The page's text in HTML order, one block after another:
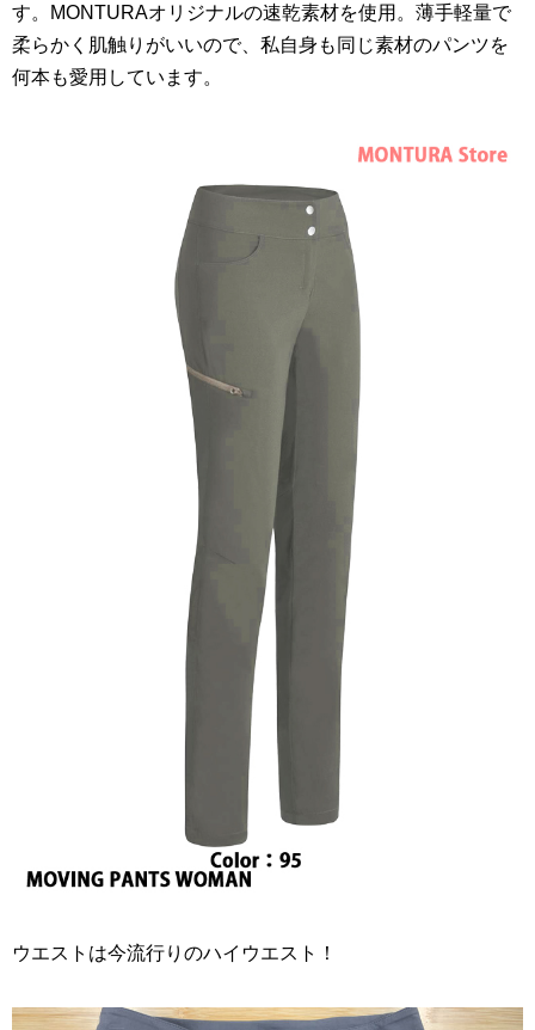
す。MONTURAオリジナルの速乾素材を使用。薄手軽量で
柔らかく肌触りがいいので、私自身も同じ素材のパンツを
何本も愛用しています。
ウエストは今流行りのハイウエスト！